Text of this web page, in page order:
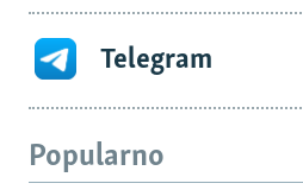
Telegram
Popularno